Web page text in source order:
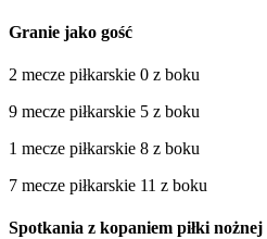
Granie jako gość
2 mecze piłkarskie 0 z boku
9 mecze piłkarskie 5 z boku
1 mecze piłkarskie 8 z boku
7 mecze piłkarskie 11 z boku
Spotkania z kopaniem piłki nożnej